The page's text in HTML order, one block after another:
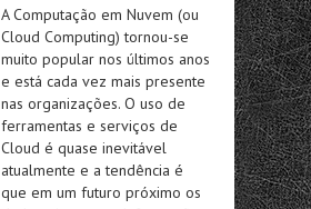
A Computação em Nuvem (ou
Cloud Computing) tornou-se
muito popular nos últimos anos
e está cada vez mais presente
nas organizações. O uso de
ferramentas e serviços de
Cloud é quase inevitável
atualmente e a tendência é
que em um futuro próximo os